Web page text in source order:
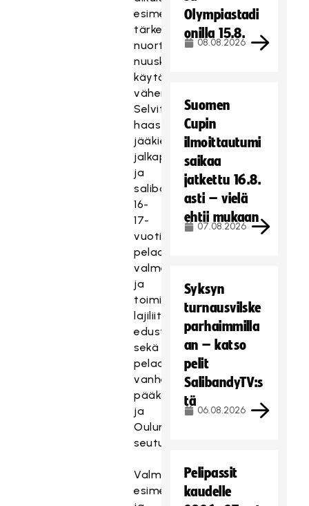
esimerkin
tärkeyttä
nuorten
nuuskan
käytön
vähentämiseksi.
Selvitykseen
haastateltiin
jääkiekko-,
jalkapallo-
ja
salibandyseurojen
16-
17-
vuotiaita
pelaajia,
valmentajia
ja
toimihenkilöitä,
lajiliittojen
edustajia
sekä
pelaajien
vanhempia
pääkaupunkiseudulta
ja
Oulun
seutukunnasta.
Valmentajan
esimerkki
Olympiastadi
onilla 15.8.
08.08.2026
Suomen
Cupin
ilmoittautumi
saikaa
jatkettu 16.8.
asti – vielä
ehtii mukaan
07.08.2026
Syksyn
turnausvilske
parhaimmilla
an – katso
pelit
SalibandyTV:s
tä
06.08.2026
Pelipassit
kaudelle